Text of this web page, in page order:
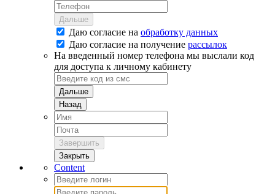
Дальше
Даю согласие на обработку данных
Даю согласие на получение рассылок
На введенный номер телефона мы выслали код
для доступа к личному кабинету
Дальше
Назад
Завершить
Закрыть
Content